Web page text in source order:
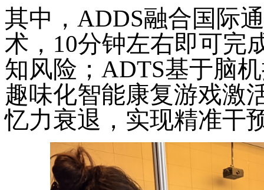
其中， ADDS融合国际
术，10分钟左右即可完
知风险；ADTS基于脑
趣味化智能康复游戏激
忆力衰退，实现精准干